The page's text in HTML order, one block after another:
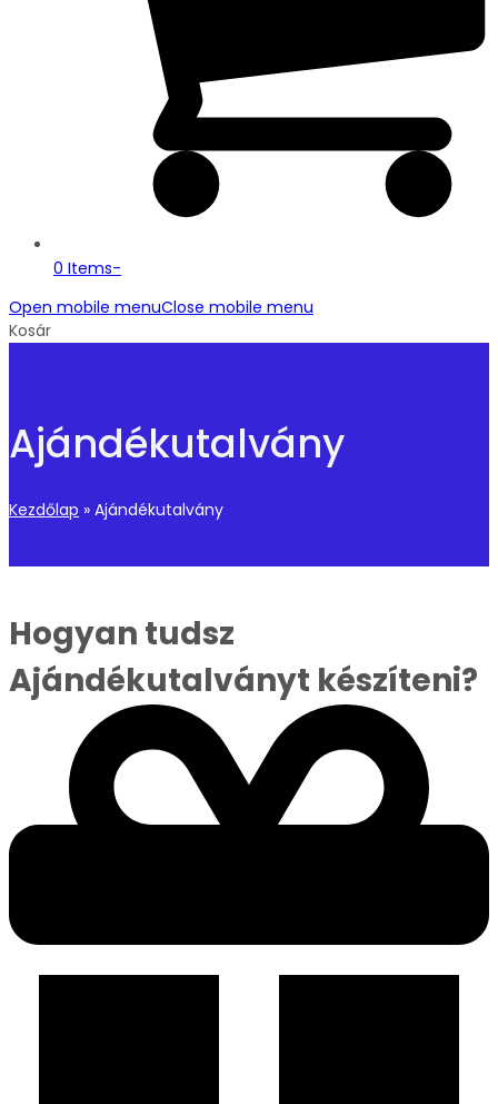
0 Items-
Open mobile menuClose mobile menu
Kosár
Ajándékutalvány
Kezdőlap » Ajándékutalvány
Hogyan tudsz
Ajándékutalványt készíteni?